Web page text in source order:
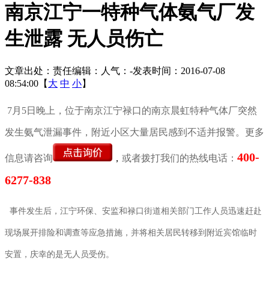
南京江宁一特种气体氨气厂发
生泄露 无人员伤亡
文章出处： 责任编辑： 人气： -发表时间：2016-07-08
08:54:00【 大 中 小】
7月5日晚上，位于南京江宁禄口的南京晨虹特种气体厂突然
发生氨气泄漏事件，附近小区大量居民感到不适并报警。更多
信息请咨询 ， 或者拨打我们的热线电话： 400-
6277-838
事件发生后，江宁环保、安监和禄口街道相关部门工作人员迅速赶赴
现场展开排险和调查等应急措施，并将相关居民转移到附近宾馆临时
安置，庆幸的是无人员受伤。